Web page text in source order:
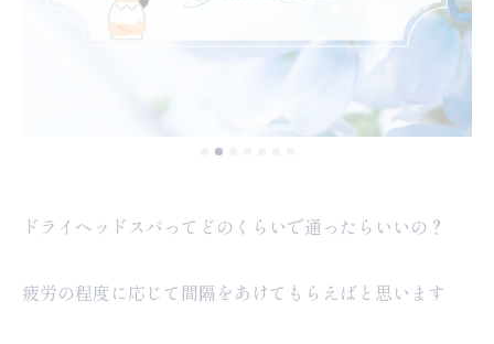
ドライヘッドスパってどのくらいで通ったらいいの？
疲労の程度に応じて間隔をあけてもらえばと思います